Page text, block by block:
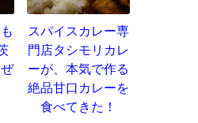
スパイスカレー専
門店タシモリカレ
ーが、本気で作る
絶品甘口カレーを
食べてきた！